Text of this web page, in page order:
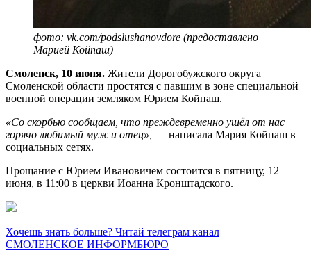
фото: vk.com/podslushanovdore (предоставлено
Марией Койпаш)
Смоленск, 10 июня. Жители Дорогобужского округа
Смоленской области простятся с павшим в зоне специальной
военной операции земляком Юрием Койпаш.
«Со скорбью сообщаем, что преждевременно ушёл от нас
горячо любимый муж и отец», — написала Мария Койпаш в
социальных сетях.
Прощание с Юрием Ивановичем состоится в пятницу, 12
июня, в 11:00 в церкви Иоанна Кронштадского.
Хочешь знать больше? Читай телеграм канал
СМОЛЕНСКОЕ ИНФОРМБЮРО